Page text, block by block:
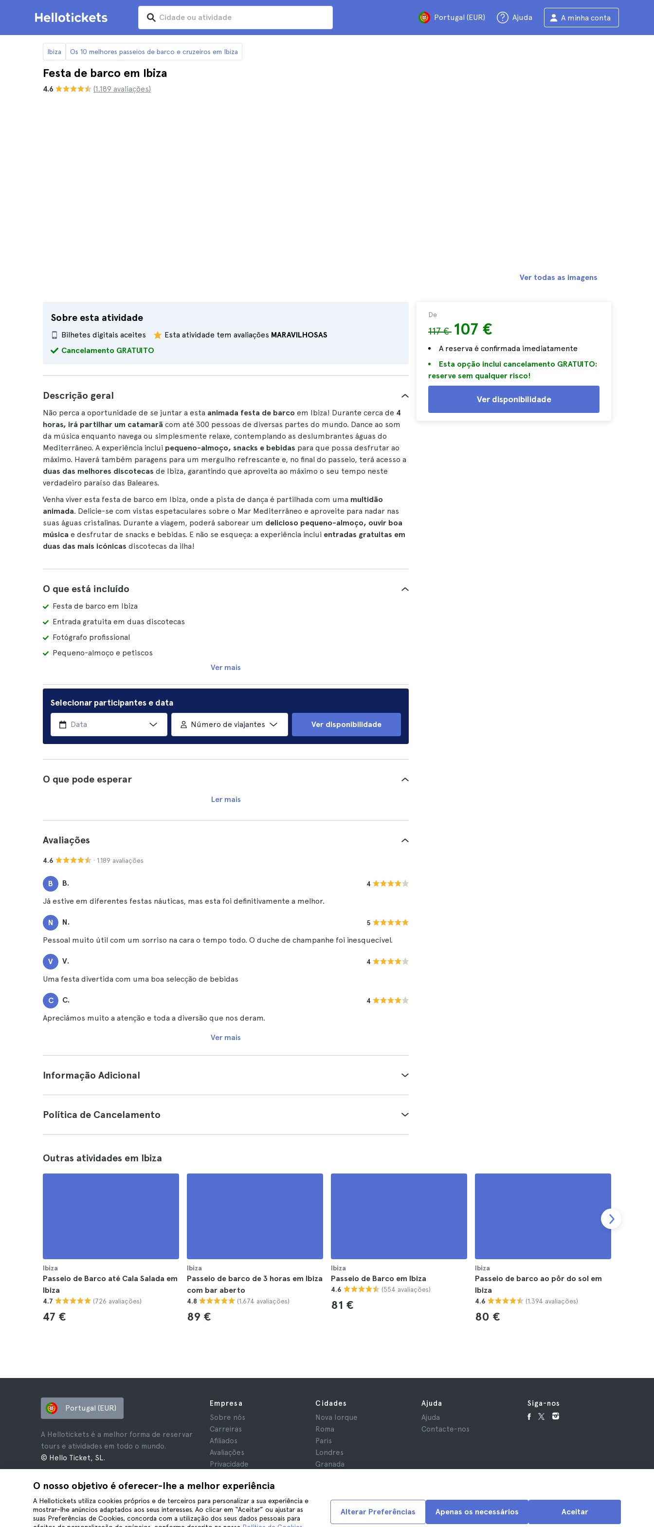
Portugal (EUR) Ajuda A minha conta
Ibiza Os 10 melhores passeios de barco e cruzeiros em Ibiza
Festa de barco em Ibiza
4.6 (1.189 avaliações)
Sobre esta atividade
Bilhetes digitais aceites Esta atividade tem avaliações MARAVILHOSAS
Cancelamento GRATUITO
De
117 € 107 €
A reserva é confirmada imediatamente
Esta opção inclui cancelamento GRATUITO:
reserve sem qualquer risco!
Ver disponibilidade
Ver todas as imagens
Descrição geral
Não perca a oportunidade de se juntar a esta animada festa de barco em Ibiza! Durante cerca de 4
horas, irá partilhar um catamarã com até 300 pessoas de diversas partes do mundo. Dance ao som
da música enquanto navega ou simplesmente relaxe, contemplando as deslumbrantes águas do
Mediterrâneo. A experiência inclui pequeno-almoço, snacks e bebidas para que possa desfrutar ao
máximo. Haverá também paragens para um mergulho refrescante e, no final do passeio, terá acesso a
duas das melhores discotecas de Ibiza, garantindo que aproveita ao máximo o seu tempo neste
verdadeiro paraíso das Baleares.
Venha viver esta festa de barco em Ibiza, onde a pista de dança é partilhada com uma multidão
animada. Delicie-se com vistas espetaculares sobre o Mar Mediterrâneo e aproveite para nadar nas
suas águas cristalinas. Durante a viagem, poderá saborear um delicioso pequeno-almoço, ouvir boa
música e desfrutar de snacks e bebidas. E não se esqueça: a experiência inclui entradas gratuitas em
duas das mais icónicas discotecas da ilha!
O que está incluído
Festa de barco em Ibiza
Entrada gratuita em duas discotecas
Fotógrafo profissional
Pequeno-almoço e petiscos
Ver mais
Selecionar participantes e data
Número de viajantes Ver disponibilidade
O que pode esperar
Ler mais
Avaliações
4.6 · 1.189 avaliações
B B. 4
Já estive em diferentes festas náuticas, mas esta foi definitivamente a melhor.
N N. 5
Pessoal muito útil com um sorriso na cara o tempo todo. O duche de champanhe foi inesquecível.
V V. 4
Uma festa divertida com uma boa selecção de bebidas
C C. 4
Apreciámos muito a atenção e toda a diversão que nos deram.
Ver mais
Informação Adicional
Política de Cancelamento
Outras atividades em Ibiza
Ibiza
Passeio de Barco até Cala Salada em
Ibiza
4.7 (726 avaliações)
47 €
Ibiza
Passeio de barco de 3 horas em Ibiza
com bar aberto
4.8 (1.674 avaliações)
89 €
Ibiza
Passeio de Barco em Ibiza
4.6 (554 avaliações)
81 €
Ibiza
Passeio de barco ao pôr do sol em
Ibiza
4.6 (1.394 avaliações)
80 €
O nosso objetivo é oferecer-lhe a melhor experiência
A Hellotickets utiliza cookies próprios e de terceiros para personalizar a sua experiência e
mostrar-lhe anúncios adaptados aos seus interesses. Ao clicar em “Aceitar” ou ajustar as
suas Preferências de Cookies, concorda com a utilização dos seus dados pessoais para
Aceitar
Apenas os necessários
Alterar Preferências
Portugal (EUR)
A Hellotickets é a melhor forma de reservar
tours e atividades em todo o mundo.
© Hello Ticket, SL.
Empresa
Sobre nós
Carreiras
Afiliados
Avaliações
Privacidade
Aviso Legal
Cookies
Cidades
Nova Iorque
Roma
Paris
Londres
Granada
Ajuda
Ajuda
Contacte-nos
Siga-nos